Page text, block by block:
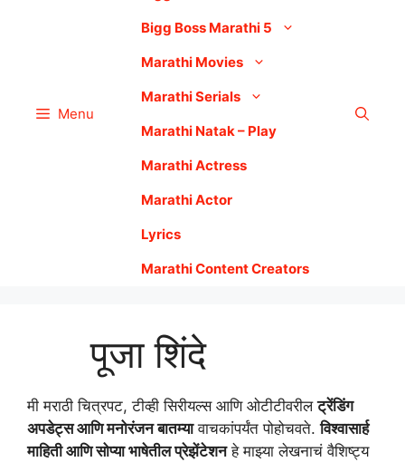
Menu
Bigg Boss Marathi 5
Marathi Movies
Marathi Serials
Marathi Natak – Play
Marathi Actress
Marathi Actor
Lyrics
Marathi Content Creators
पूजा शिंदे
मी मराठी चित्रपट, टीव्ही सिरीयल्स आणि ओटीटीवरीलट्रेंडिंग
अपडेट्स आणि मनोरंजन बातम्यावाचकांपर्यंत पोहोचवते.विश्वासार्ह
माहिती आणि सोप्या भाषेतील प्रेझेंटेशनहे माझ्या लेखनाचं वैशिष्ट्य